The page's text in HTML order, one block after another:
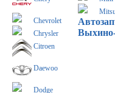
Chevrolet
Chrysler
Citroen
Daewoo
Dodge